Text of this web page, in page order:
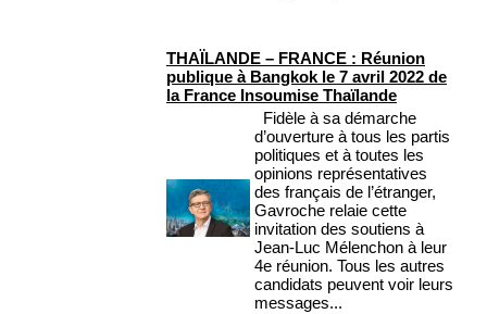
THAÏLANDE – FRANCE : Réunion
publique à Bangkok le 7 avril 2022 de
la France Insoumise Thaïlande
Fidèle à sa démarche
d’ouverture à tous les partis
politiques et à toutes les
opinions représentatives
des français de l’étranger,
Gavroche relaie cette
invitation des soutiens à
Jean-Luc Mélenchon à leur
4e réunion. Tous les autres
candidats peuvent voir leurs
messages...